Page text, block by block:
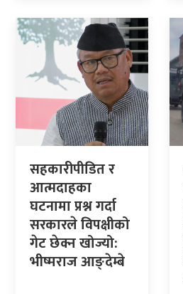
सहकारीपीडित र
आत्मदाहका
घटनामा प्रश्न गर्दा
सरकारले विपक्षीको
गेट छेक्न खोज्यो:
भीष्मराज आङ्देम्बे